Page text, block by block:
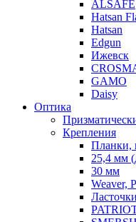
ALSAFE
Hatsan
Hatsan
Edgun
Ижевск
GAMO
Daisy
Оптика
Крепления
Планки,
25,4 мм
30 мм
Weaver,